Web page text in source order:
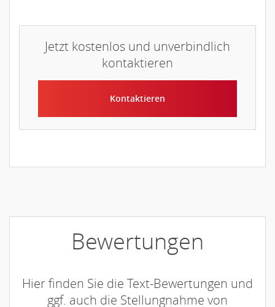
Jetzt kostenlos und unverbindlich
kontaktieren
Kontaktieren
Bewertungen
Hier finden Sie die Text-Bewertungen und
ggf. auch die Stellungnahme von